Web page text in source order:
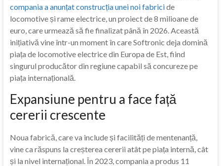
compania a anunțat construcția unei noi fabricide
locomotive și rame electrice, un proiect de 8 milioane de
euro, care urmează să fie finalizat până în 2026. Această
inițiativă vine într-un moment în care Softronic deja domină
piața de locomotive electrice din Europa de Est, fiind
singurul producător din regiune capabil să concureze pe
piața internațională.
Expansiune pentru a face față
cererii crescente
Noua fabrică, care va include și facilități de mentenanță,
vine ca răspuns la creșterea cererii atât pe piața internă, cât
și la nivel internațional. În 2023, compania a produs 11